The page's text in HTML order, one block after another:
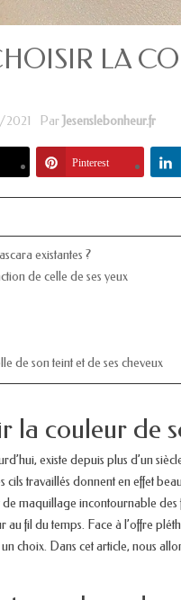
LA
ParJesenslebonheur.fr
Pinterest
existantes ?
de celle de ses yeux
de son teint et de ses cheveux
la couleur de
existe depuis plus d’un
cils travaillés donnent en effet
maquillage incontournable
au fil du temps. Face à l’offre
choix. Dans cet article, nous